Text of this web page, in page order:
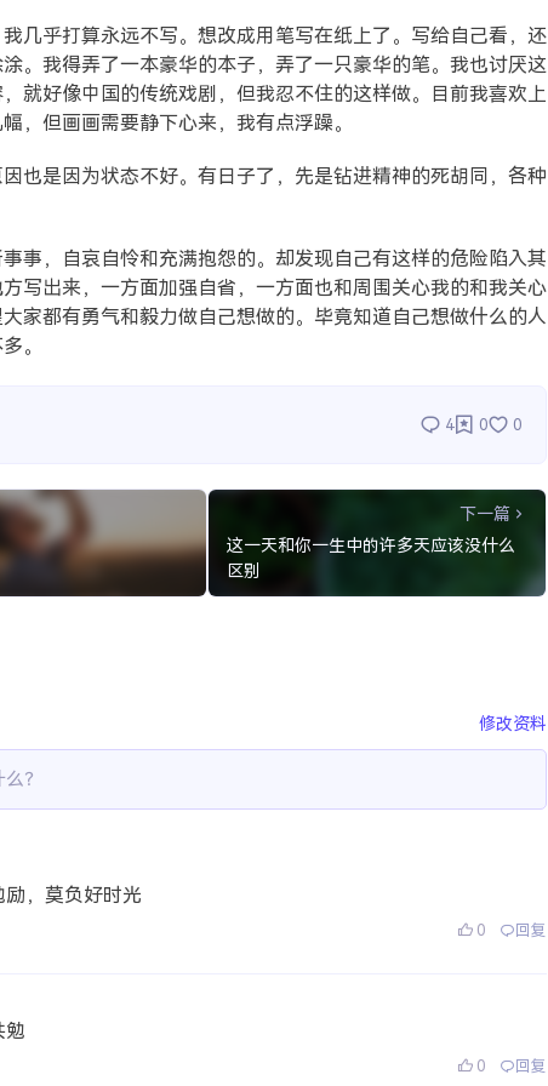
几乎打算永远不写。想改成用笔写在纸上了。写给自己看，还
。我得弄了一本豪华的本子，弄了一只豪华的笔。我也讨厌这
就好像中国的传统戏剧，但我忍不住的这样做。目前我喜欢上
，但画画需要静下心来，我有点浮躁。
也是因为状态不好。有日子了，先是钻进精神的死胡同，各种
事，自哀自怜和充满抱怨的。却发现自己有这样的危险陷入其
写出来，一方面加强自省，一方面也和周围关心我的和我关心
家都有勇气和毅力做自己想做的。毕竟知道自己想做什么的人
。
4 0 0
下一篇
这一天和你一生中的许多天应该没什么
区别
修改资料
励，莫负好时光
0 回复
勉
0 回复